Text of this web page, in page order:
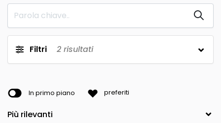
Filtri 2 risultati
In primo piano preferiti